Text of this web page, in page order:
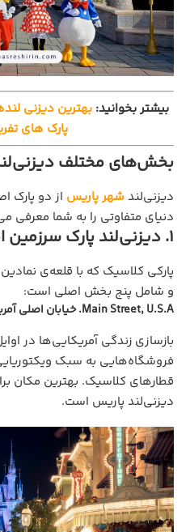
بیشتر بخوانید: بهترین دیزنی
پارک‌ های
بخش‌های مختلف
دیزنی‌لندشهر پاریس از دو
دنیای متفاوتی را به شما معرفی
۱. دیزنی‌لند پارک سرزمین افسانه‌ها و ماجراجویی
پارکی کلاسیک که با قلعه‌ی
و شامل پنج بخش اصلی است:
Main Street, U.S.A. خیابان اصلی آمریکا
بازسازی زندگی آمریکایی‌ها در
فروشگاه‌هایی به سبک
قطارهای کلاسیک. بهترین مکان
دیزنی‌لند پاریس است.